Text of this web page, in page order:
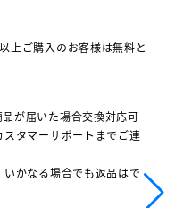
上ご購入のお客様は無料と
が届いた場合交換対応可
タマーサポートまでご連
かなる場合でも返品はで